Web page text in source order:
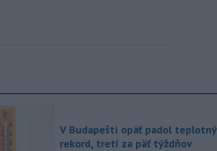
V Budapešti opäť padol teplotný
rekord, tretí za päť týždňov